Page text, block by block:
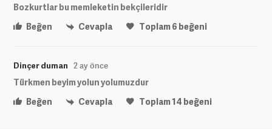
Bozkurtlar bu memleketin bekçileridir
Beğen
Cevapla Toplam6 beğeni
Dinçer duman 2 ay önce
Türkmen beyim yolun yolumuzdur
Beğen
Cevapla Toplam14 beğeni